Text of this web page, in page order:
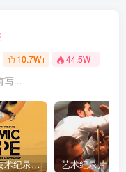
10.7W+ 44.5W+
写...
自然，工艺技术纪录片《原子能的希望 Atomic Hope – Inside the Pro-Nuclear Movement》下载